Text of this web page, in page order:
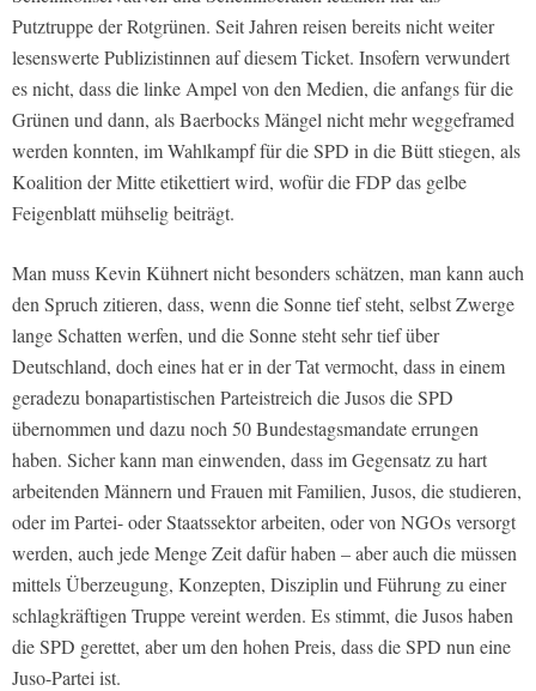
Putztruppe der Rotgrünen. Seit Jahren reisen bereits nicht weiter
lesenswerte Publizistinnen auf diesem Ticket. Insofern verwundert
es nicht, dass die linke Ampel von den Medien, die anfangs für die
Grünen und dann, als Baerbocks Mängel nicht mehr weggeframed
werden konnten, im Wahlkampf für die SPD in die Bütt stiegen, als
Koalition der Mitte etikettiert wird, wofür die FDP das gelbe
Feigenblatt mühselig beiträgt.
Man muss Kevin Kühnert nicht besonders schätzen, man kann auch
den Spruch zitieren, dass, wenn die Sonne tief steht, selbst Zwerge
lange Schatten werfen, und die Sonne steht sehr tief über
Deutschland, doch eines hat er in der Tat vermocht, dass in einem
geradezu bonapartistischen Parteistreich die Jusos die SPD
übernommen und dazu noch 50 Bundestagsmandate errungen
haben. Sicher kann man einwenden, dass im Gegensatz zu hart
arbeitenden Männern und Frauen mit Familien, Jusos, die studieren,
oder im Partei- oder Staatssektor arbeiten, oder von NGOs versorgt
werden, auch jede Menge Zeit dafür haben – aber auch die müssen
mittels Überzeugung, Konzepten, Disziplin und Führung zu einer
schlagkräftigen Truppe vereint werden. Es stimmt, die Jusos haben
die SPD gerettet, aber um den hohen Preis, dass die SPD nun eine
Juso-Partei ist.